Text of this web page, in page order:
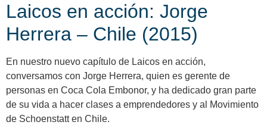
Laicos en acción: Jorge
Herrera – Chile (2015)
En nuestro nuevo capítulo de Laicos en acción,
conversamos con Jorge Herrera, quien es gerente de
personas en Coca Cola Embonor, y ha dedicado gran parte
de su vida a hacer clases a emprendedores y al Movimiento
de Schoenstatt en Chile.